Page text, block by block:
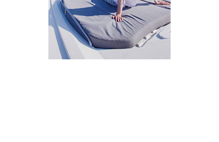
AI Assistant
איך אפשר לעזור?
בחר אחת מהאפשרויות.